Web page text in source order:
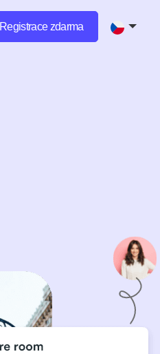
Registrace zdarma
Português